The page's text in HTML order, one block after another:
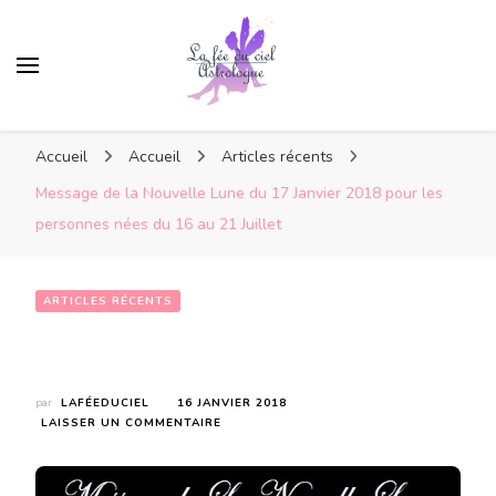
Accueil Accueil
Articles récents
Message de la Nouvelle Lune du 17 Janvier 2018 pour les
personnes nées du 16 au 21 Juillet
ARTICLES RÉCENTS
par LAFÉEDUCIEL
16 JANVIER 2018
LAISSER UN COMMENTAIRE
LA